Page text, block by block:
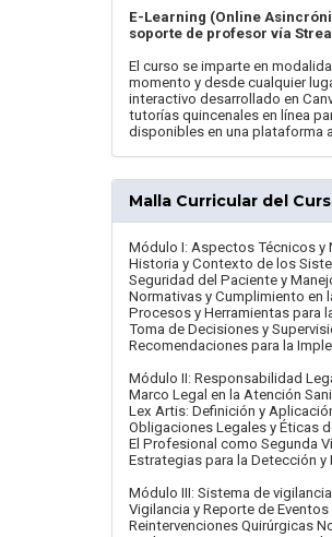
E-Learning (Online
soporte de profesor vía
El curso se imparte en
momento y desde cualquier
interactivo desarrollado en
tutorías quincenales en línea
disponibles en una plataforma
Malla Curricular del
Módulo I: Aspectos Técnicos y
Historia y Contexto de los
Seguridad del Paciente y
Normativas y Cumplimiento en
Procesos y Herramientas para
Toma de Decisiones y
Recomendaciones para la
Módulo II: Responsabilidad
Marco Legal en la Atención
Lex Artis: Definición y
Obligaciones Legales y Éticas
El Profesional como Segunda
Estrategias para la Detección
Módulo III: Sistema de
Vigilancia y Reporte de
Reintervenciones Quirúrgicas